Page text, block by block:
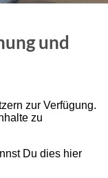
und
zur Verfügung.
zu
Du dies hier